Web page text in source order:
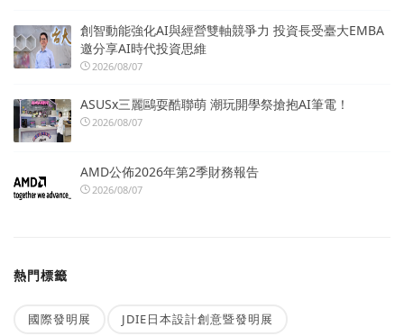
創智動能強化AI與經營雙軸競爭力 投資長受臺大EMBA
邀分享AI時代投資思維
2026/08/07
ASUSx三麗鷗耍酷聯萌 潮玩開學祭搶抱AI筆電！
2026/08/07
AMD公佈2026年第2季財務報告
2026/08/07
熱門標籤
國際發明展 JDIE日本設計創意暨發明展